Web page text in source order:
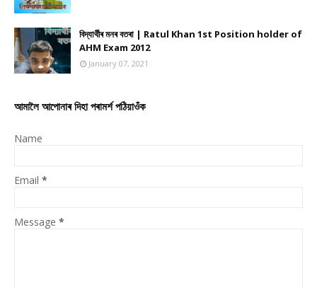
বিদ্যাৰ্থীৰ মনৰ বতৰা | Ratul Khan 1st Position holder of
AHM Exam 2012
January 07, 2021
আমালৈ আপোনাৰ দিহা পৰামৰ্শ পঠিয়াওঁক
Name
Email *
Message *